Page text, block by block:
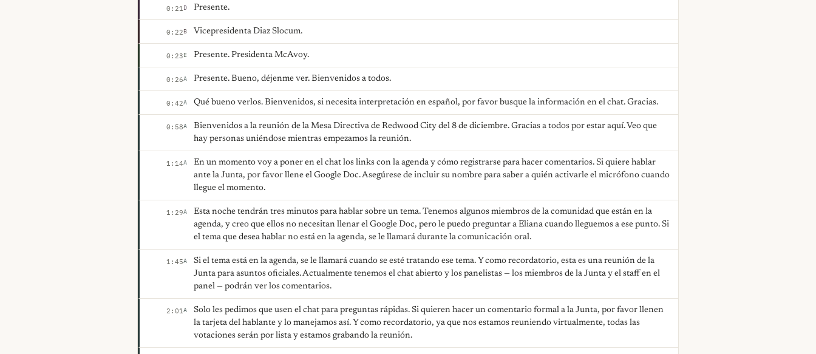
0:21D Presente.
0:22B Vicepresidenta Diaz Slocum.
0:23E Presente. Presidenta McAvoy.
0:26A Presente. Bueno, déjenme ver. Bienvenidos a todos.
0:42A Qué bueno verlos. Bienvenidos, si necesita interpretación en español, por favor busque la información en el chat. Gracias.
0:58A
Bienvenidos a la reunión de la Mesa Directiva de Redwood City del 8 de diciembre. Gracias a todos por estar aquí. Veo que
hay personas uniéndose mientras empezamos la reunión.
1:14A
En un momento voy a poner en el chat los links con la agenda y cómo registrarse para hacer comentarios. Si quiere hablar
ante la Junta, por favor llene el Google Doc. Asegúrese de incluir su nombre para saber a quién activarle el micrófono cuando
llegue el momento.
1:29A
Esta noche tendrán tres minutos para hablar sobre un tema. Tenemos algunos miembros de la comunidad que están en la
agenda, y creo que ellos no necesitan llenar el Google Doc, pero le puedo preguntar a Eliana cuando lleguemos a ese punto. Si
el tema que desea hablar no está en la agenda, se le llamará durante la comunicación oral.
1:45A
Si el tema está en la agenda, se le llamará cuando se esté tratando ese tema. Y como recordatorio, esta es una reunión de la
Junta para asuntos oficiales. Actualmente tenemos el chat abierto y los panelistas — los miembros de la Junta y el staff en el
panel — podrán ver los comentarios.
2:01A
Solo les pedimos que usen el chat para preguntas rápidas. Si quieren hacer un comentario formal a la Junta, por favor llenen
la tarjeta del hablante y lo manejamos así. Y como recordatorio, ya que nos estamos reuniendo virtualmente, todas las
votaciones serán por lista y estamos grabando la reunión.